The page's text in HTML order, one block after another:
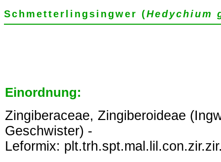
Schmetterlingsingwer (Hedychium
Einordnung:
Zingiberaceae, Zingiberoideae
Geschwister) -
Leformix: